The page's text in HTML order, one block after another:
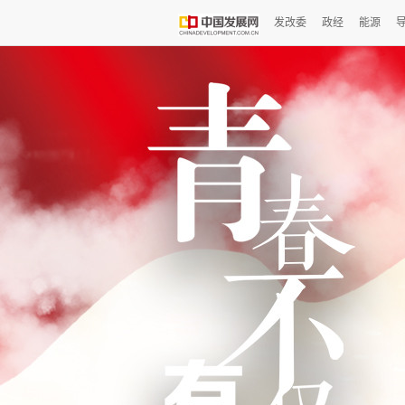
发改委 政经 能源